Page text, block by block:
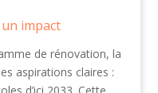
impact
de rénovation, la
aspirations claires :
d’ici 2033. Cette